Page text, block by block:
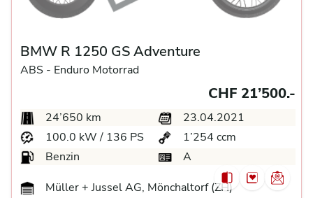
BMW R 1250 GS Adventure
ABS - Enduro Motorrad
CHF 21’500.-
24’650 km
23.04.2021
100.0 kW / 136 PS
1’254 ccm
Benzin
A
Müller + Jussel AG, Mönchaltorf (ZH)